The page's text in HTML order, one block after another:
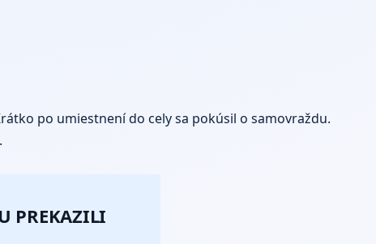
po umiestnení do cely sa pokúsil o samovraždu.
PREKAZILI